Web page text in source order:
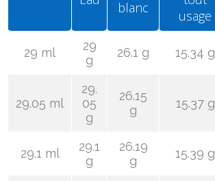
blanc
usage
29 ml
29
g
26.1 g 15.34 g
29.05 ml
29.
05
g
26.15
g
15.37 g
29.1 ml
29.1
g
26.19
g
15.39 g